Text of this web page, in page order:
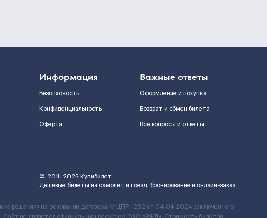
Информация
Безопасность
Конфиденциальность
Оферта
Важные ответы
Оформление и покупка
Возврат и обмен билета
Все вопросы и ответы
© 2011–2026 Купибилет
Дешёвые билеты на самолёт и поезд, бронирование и онлайн-заказ
решения» на основании договора № ЦПР-1282 от 04.04.2024 заключенного